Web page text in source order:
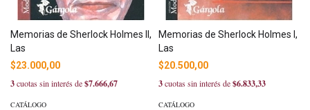
Memorias de Sherlock Holmes II,
Las
$23.000,00
3cuotas sin interés de$7.666,67
CATÁLOGO
Memorias de Sherlock Holmes I,
Las
$20.500,00
3cuotas sin interés de$6.833,33
CATÁLOGO